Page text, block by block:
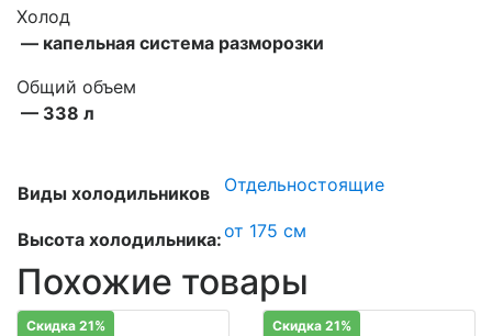
Холод
— капельная система разморозки
Общий объем
— 338 л
Виды холодильников Отдельностоящие
Высота холодильника:от 175 см
Похожие товары
Скидка 21% Скидка 21%